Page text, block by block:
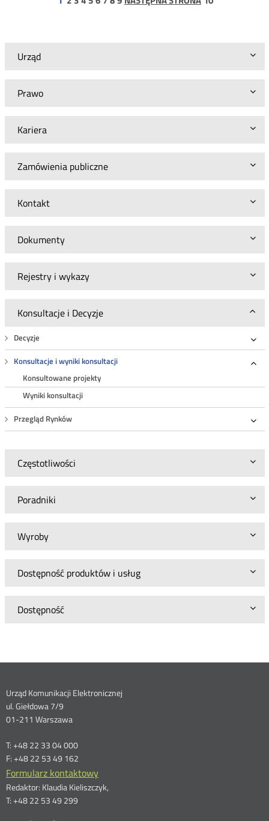
Urząd
Prawo
Kariera
Zamówienia publiczne
Kontakt
Dokumenty
Rejestry i wykazy
Konsultacje i Decyzje
Decyzje
Konsultacje i wyniki konsultacji
Konsultowane projekty
Wyniki konsultacji
Przegląd Rynków
Częstotliwości
Poradniki
Wyroby
Dostępność produktów i usług
Dostępność
Kablowej
sp.
dla
Dane
kontaktowe
Urząd Komunikacji Elektronicznej
ul. Giełdowa 7/9
01-211 Warszawa
T: +48 22 33 04 000
F: +48 22 53 49 162
Formularz kontaktowy
Redaktor: Klaudia Kieliszczyk,
T: +48 22 53 49 299